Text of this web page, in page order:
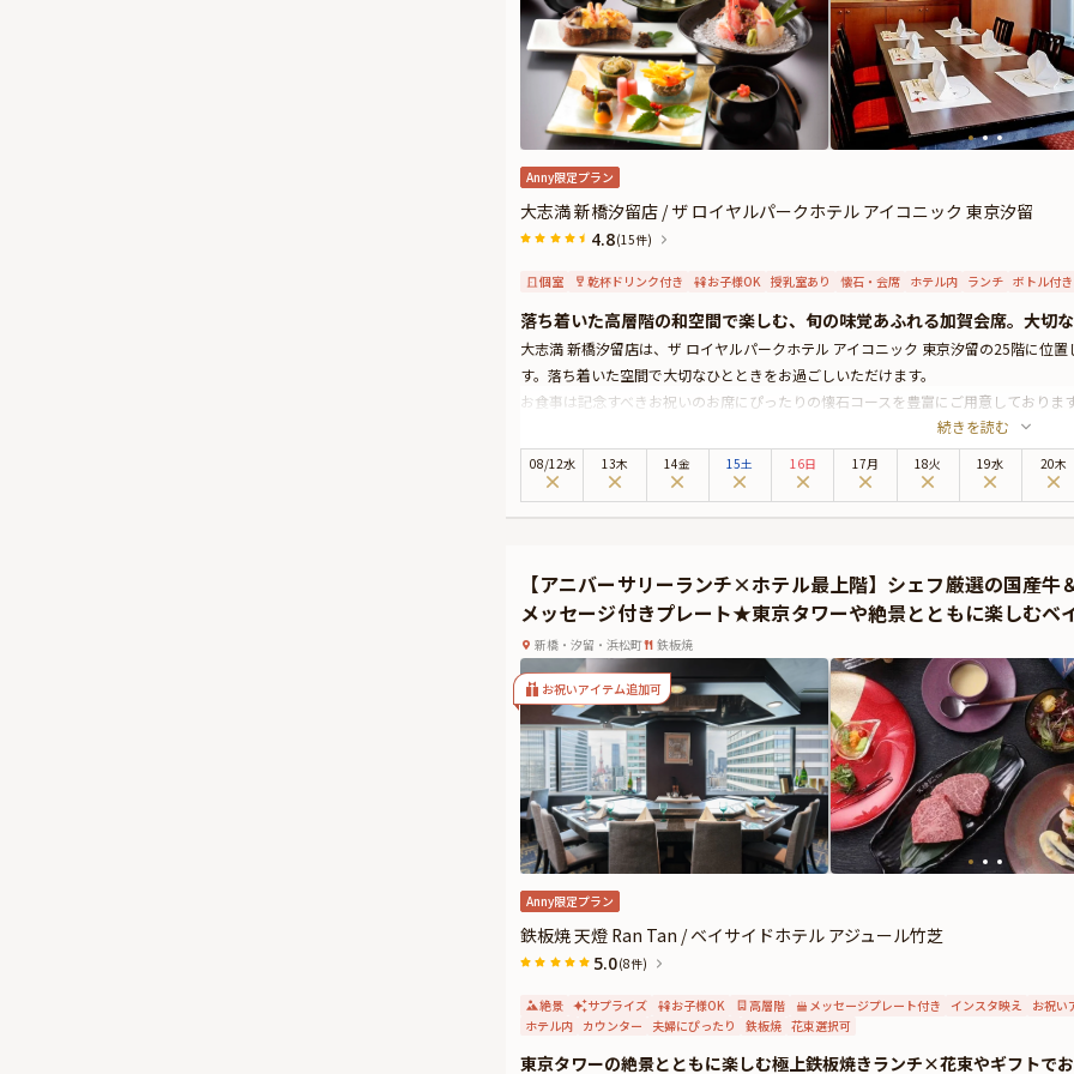
Anny限定プラン
大志満 新橋汐留店 / ザ ロイヤルパークホテル アイコニック 東京汐留
4.8(15件)
個室 乾杯ドリンク付き お子様OK 授乳室あり 懐石・会席 ホテル内 ランチ ボトル付き
落ち着いた高層階の和空間で楽しむ、旬の味覚あふれる加賀会席。大切
大志満 新橋汐留店は、ザ ロイヤルパークホテル アイコニック 東京汐留の25階に位
す。落ち着いた空間で大切なひとときをお過ごしいただけます。
お食事は記念すべきお祝いのお席にぴったりの懐石コースを豊富にご用意しており
店舗はJR新橋駅や都営大江戸線・汐留駅からのアクセスも良く、皆様でお越しいた
大きな窓付きの個室をご用意。また、Anny限定で個室料金を無料とさせて頂きます
い。
格式あるおもてなしと心温まる料理で、特別な一日を記憶に残るものに。大志満 新
ださい。
続きを読む
08/12水 13木 14金 15土 16日 17月 18火 19水 20木
【アニバーサリーランチ×ホテル最上階】シェフ厳選の国産
メッセージ付きプレート★東京タワーや絶景とともに楽しむベ
新橋・汐留・浜松町 鉄板焼
お祝いアイテム追加可
Anny限定プラン
鉄板焼 天燈 Ran Tan / ベイサイドホテル アジュール竹芝
5.0(8件)
絶景 サプライズ お子様OK 高層階 メッセージプレート付き インスタ映え
お祝い
ホテル内 カウンター 夫婦にぴったり 鉄板焼 花束選択可
東京タワーの絶景とともに楽しむ極上鉄板焼きランチ×花束やギフトで